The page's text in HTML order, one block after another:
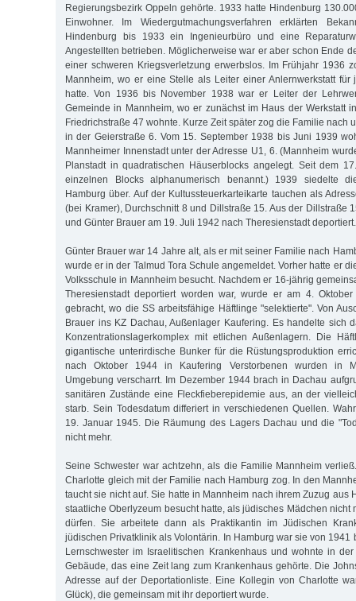
Regierungsbezirk Oppeln gehörte. 1933 hatte Hindenburg
Einwohner. Im Wiedergutmachungsverfahren erklärten
Hindenburg bis 1933 ein Ingenieurbüro und eine
Angestellten betrieben. Möglicherweise war er aber schon Ende
einer schweren Kriegsverletzung erwerbslos. Im Frühjahr 1936
Mannheim, wo er eine Stelle als Leiter einer Anlern­werkstatt für
hatte. Von 1936 bis November 1938 war er Leiter der
Gemeinde in Mannheim, wo er zunächst im Haus der Werkstatt
Friedrichstraße 47 wohnte. Kurze Zeit später zog die Familie nach
in der Geierstraße 6. Vom 15. September 1938 bis Juni 1939
Mannheimer Innenstadt unter der Adresse U1, 6. (Mannheim
Planstadt in quadratischen Häuserblocks angelegt. Seit dem
einzelnen Blocks alphanumerisch benannt.) 1939 siedelte
Hamburg über. Auf der Kultussteuerkarteikarte tauchen als
(bei Kramer), Durchschnitt 8 und Dillstraße 15. Aus der Dillstraße
und Günter Brauer am 19. Juli 1942 nach Theresienstadt deportiert.
Günter Brauer war 14 Jahre alt, als er mit seiner Familie nach
wurde er in der Talmud Tora Schule angemeldet. Vorher hatte er
Volksschule in Mannheim besucht. Nachdem er 16-jährig
Theresienstadt deportiert worden war, wurde er am 4.
gebracht, wo die SS arbeitsfähige Häftlinge "selektierte". Von
Brauer ins KZ Dachau, Außenlager Kaufering. Es handelte sich
Konzentrationslagerkomplex mit etlichen Außenlagern. Die
gigantische unterirdische Bunker für die Rüstungsproduktion
nach Oktober 1944 in Kaufering Verstorbenen wurden in
Umgebung verscharrt. Im Dezember 1944 brach in Dachau
sanitären Zustände eine Fleckfieberepidemie aus, an der
starb. Sein Todesdatum differiert in verschiedenen Quellen.
19. Januar 1945. Die Räumung des Lagers Dachau und die
nicht mehr.
Seine Schwester war achtzehn, als die Familie Mannheim
Charlotte gleich mit der Familie nach Hamburg zog. In den
taucht sie nicht auf. Sie hatte in Mannheim nach ihrem Zuzug aus
staatliche Oberlyzeum besucht hatte, als jüdisches Mädchen nicht
dürfen. Sie arbeitete dann als Praktikantin im Jüdischen
jüdischen Privatklinik als Volontärin. In Hamburg war sie von 1941
Lernschwester im Israelitischen Krankenhaus und wohnte in
Gebäude, das eine Zeit lang zum Krankenhaus gehörte. Die
Adresse auf der Deportation­liste. Eine Kollegin von Charlotte
Glück), die gemeinsam mit ihr deportiert wurde.